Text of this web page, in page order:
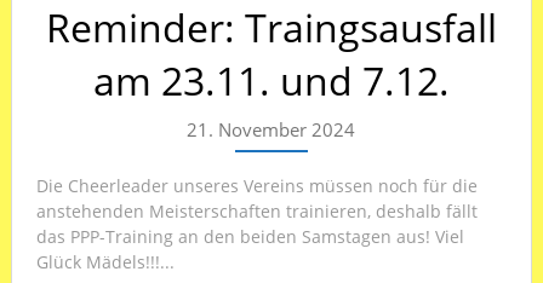
Reminder: Traingsausfall
am 23.11. und 7.12.
21. November 2024
Die Cheerleader unseres Vereins müssen noch für die
anstehenden Meisterschaften trainieren, deshalb fällt
das PPP-Training an den beiden Samstagen aus! Viel
Glück Mädels!!!...